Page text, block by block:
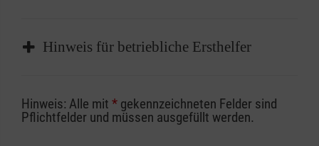
Hinweis für betriebliche Ersthelfer
Sofern Sie ein Kostenübernahmeverfahren
Ihrer Berufsgenossenschaft / Unfallkasse
Hinweis: Alle mit * gekennzeichneten Felder sind
Pflichtfelder und müssen ausgefüllt werden.